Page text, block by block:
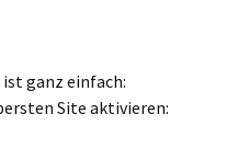
ganz einfach:
Site aktivieren: